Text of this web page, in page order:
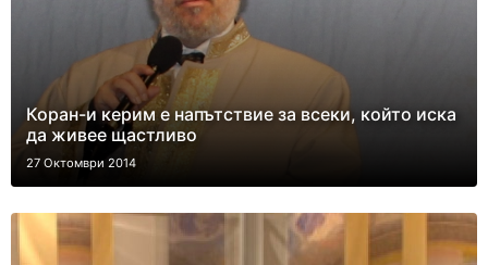
Коран-и керим е напътствие за всеки, който иска
да живее щастливо
27 Октомври 2014